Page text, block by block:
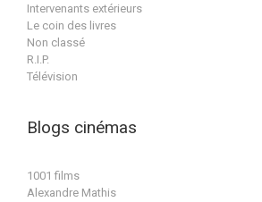
Intervenants extérieurs
Le coin des livres
Non classé
R.I.P.
Télévision
Blogs cinémas
1001 films
Alexandre Mathis